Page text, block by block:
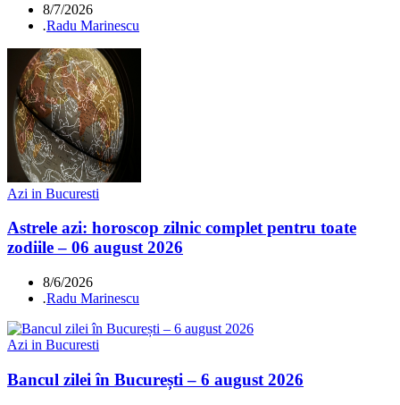
8/7/2026
.Radu Marinescu
Azi in Bucuresti
Astrele azi: horoscop zilnic complet pentru toate
zodiile – 06 august 2026
8/6/2026
.Radu Marinescu
Azi in Bucuresti
Bancul zilei în București – 6 august 2026